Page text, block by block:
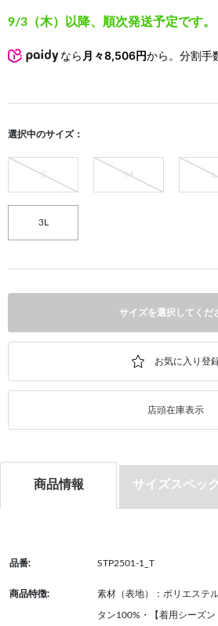
9/3（木）以降、順次発送予定です。
なら 月々8,506円から。分割手
選択中のサイズ：
S M L
3L
サイズを選択してくだ
店頭在庫表示
商品情報 サイズスペック
品番: STP2501-1_T
商品特徴: 素材（表地）：ポリエステ
タン100%・【着用シーズン